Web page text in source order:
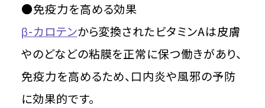
●免疫力を高める効果
β-カロテンから変換されたビタミンAは皮膚
やのどなどの粘膜を正常に保つ働きがあり、
免疫力を高めるため、口内炎や風邪の予防
に効果的です。